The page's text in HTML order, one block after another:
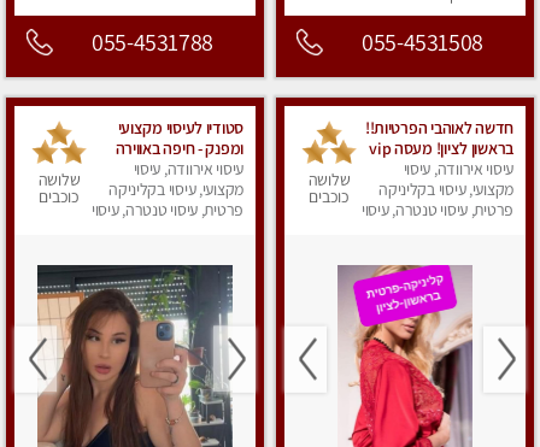
055-4531508
055-4531788
חדשה לאוהבי הפרטיות!!
בראשון לציון! מעסה vip
מפנקת בקליניקה פרטית
לחלוטין!!! לבד! לרציניים
בלבד! מומלץ!
עיסוי אירוודה, עיסוי
מקצועי, עיסוי בקליניקה
פרטית, עיסוי טנטרה, עיסוי
שלושה
כוכבים
סטודיו לעיסוי מקצועי
ומפנק - חיפה באווירה
נעימה ושקטה
עיסוי אירוודה, עיסוי
מקצועי, עיסוי בקליניקה
פרטית, עיסוי טנטרה, עיסוי
שלושה
כוכבים